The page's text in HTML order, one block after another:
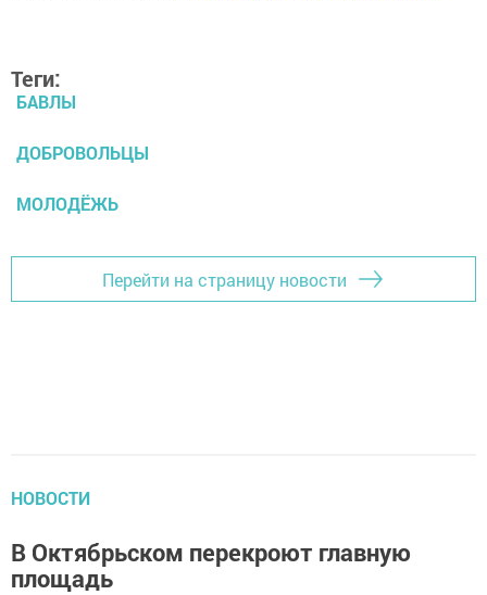
Теги:
БАВЛЫ
ДОБРОВОЛЬЦЫ
МОЛОДЁЖЬ
Перейти на страницу новости
НОВОСТИ
В Октябрьском перекроют главную
площадь